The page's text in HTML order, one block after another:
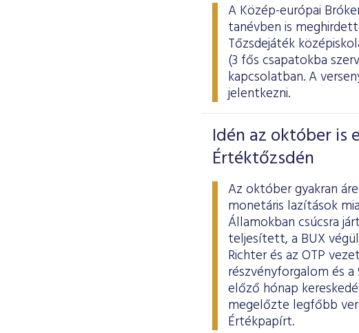
A Közép-európai
tanévben is
Tőzsdejáték
(3 fős csapatokba
kapcsolatban. A
jelentkezni.
Idén az október is
Értéktőzsdén
Az október gyakran
monetáris lazítások
Államokban csúcsra
teljesített, a BUX
Richter és az OTP
részvényforgalom és
előző hónap
megelőzte legfőbb
Értékpapírt.